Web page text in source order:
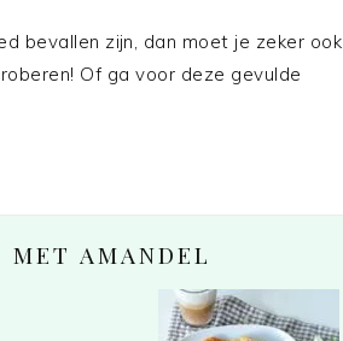
bevallen zijn, dan moet je zeker ook
Of ga voor deze gevulde
MET AMANDEL